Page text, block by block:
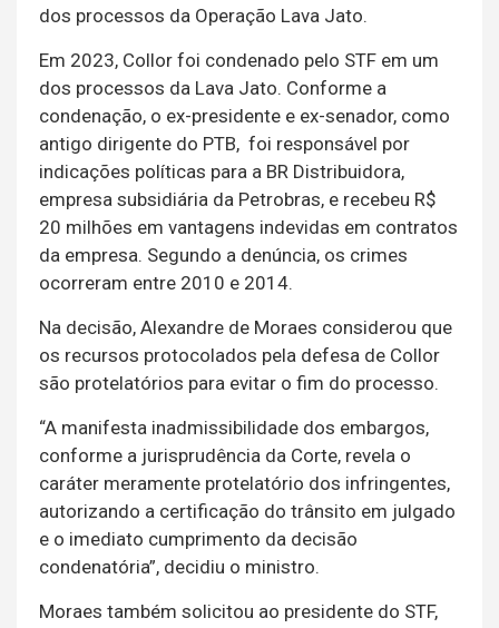
dos processos da Operação Lava Jato.
Em 2023, Collor foi condenado pelo STF em um
dos processos da Lava Jato. Conforme a
condenação, o ex-presidente e ex-senador, como
antigo dirigente do PTB, foi responsável por
indicações políticas para a BR Distribuidora,
empresa subsidiária da Petrobras, e recebeu R$
20 milhões em vantagens indevidas em contratos
da empresa. Segundo a denúncia, os crimes
ocorreram entre 2010 e 2014.
Na decisão, Alexandre de Moraes considerou que
os recursos protocolados pela defesa de Collor
são protelatórios para evitar o fim do processo.
“A manifesta inadmissibilidade dos embargos,
conforme a jurisprudência da Corte, revela o
caráter meramente protelatório dos infringentes,
autorizando a certificação do trânsito em julgado
e o imediato cumprimento da decisão
condenatória”, decidiu o ministro.
Moraes também solicitou ao presidente do STF,